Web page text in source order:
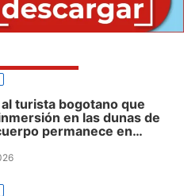
turista bogotano que
en las dunas de
permanece en